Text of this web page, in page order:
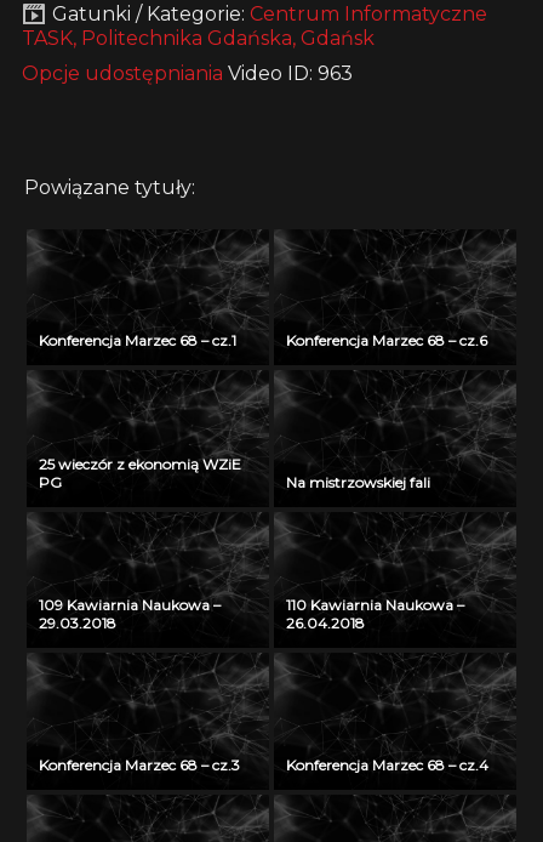
Gatunki / Kategorie: Centrum Informatyczne
TASK, Politechnika Gdańska, Gdańsk
Opcje udostępniania Video ID: 963
Powiązane tytuły:
Konferencja Marzec 68 – cz.1 Konferencja Marzec 68 – cz.6
25 wieczór z ekonomią WZiE
PG
Na mistrzowskiej fali
109 Kawiarnia Naukowa –
29.03.2018
110 Kawiarnia Naukowa –
26.04.2018
Konferencja Marzec 68 – cz.3 Konferencja Marzec 68 – cz.4